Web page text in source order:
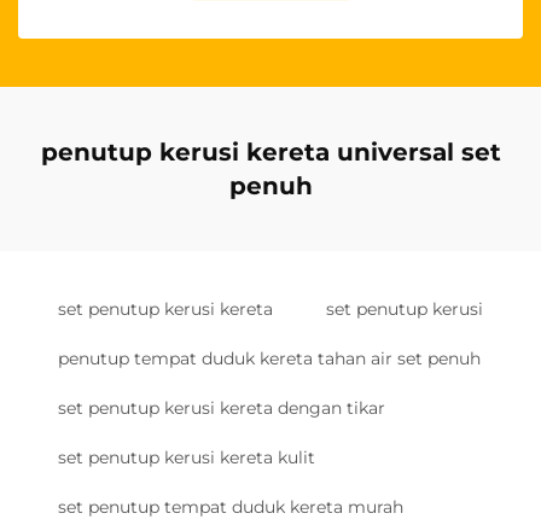
penutup kerusi kereta universal set
penuh
set penutup kerusi kereta set penutup kerusi
penutup tempat duduk kereta tahan air set penuh
set penutup kerusi kereta dengan tikar
set penutup kerusi kereta kulit
set penutup tempat duduk kereta murah